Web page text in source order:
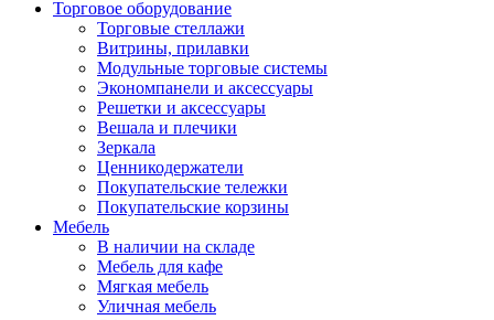
Торговое оборудование
Торговые стеллажи
Витрины, прилавки
Модульные торговые системы
Экономпанели и аксессуары
Решетки и аксессуары
Вешала и плечики
Зеркала
Ценникодержатели
Покупательские тележки
Покупательские корзины
Мебель
В наличии на складе
Мебель для кафе
Мягкая мебель
Уличная мебель